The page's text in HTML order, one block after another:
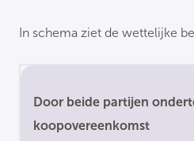
In schema ziet de wettelijke
Door beide partijen
koopovereenkomst